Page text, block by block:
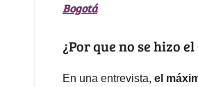
Bogotá
¿Por que no se hizo
En una entrevista, el